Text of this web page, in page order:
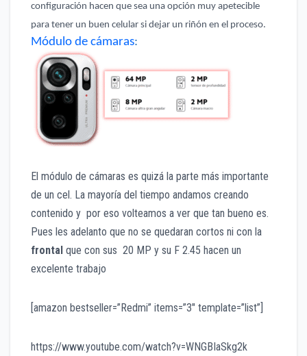
configuración hacen que sea una opción muy apetecible
para tener un buen celular si dejar un riñón en el proceso.
Módulo de cámaras:
El módulo de cámaras es quizá la parte más importante
de un cel. La mayoría del tiempo andamos creando
contenido y por eso volteamos a ver que tan bueno es.
Pues les adelanto que no se quedaran cortos ni con la
frontal que con sus 20 MP y su F 2.45 hacen un
excelente trabajo
[amazon bestseller=”Redmi” items=”3″ template=”list”]
https://www.youtube.com/watch?v=WNGBIaSkg2k